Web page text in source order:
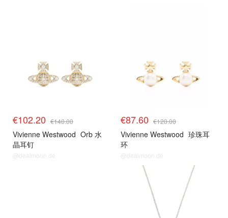
€102.20 €140.00
Vivienne Westwood Orb 水
晶耳钉
@dealmoon.de
€87.60 €120.00
Vivienne Westwood 珍珠耳
环
@dealmoon.de